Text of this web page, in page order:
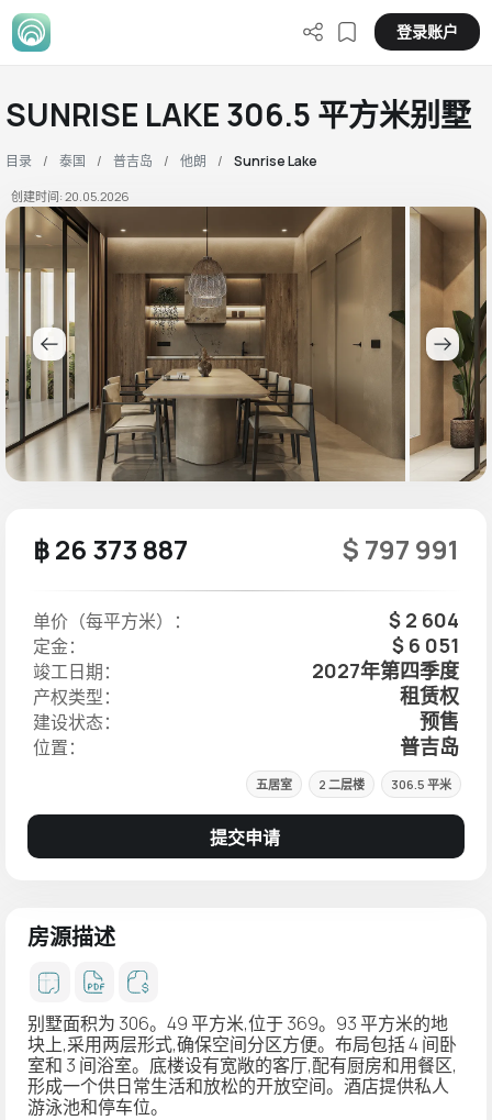
登录账户
SUNRISE LAKE 306.5 平方米别墅
目录 泰国 普吉岛 他朗 Sunrise Lake
创建时间: 20.05.2026
฿ 26 373 887 $ 797 991
单价（每平方米）： $ 2 604
定金： $ 6 051
竣工日期： 2027年第四季度
产权类型： 租赁权
建设状态： 预售
位置： 普吉岛
五居室 2 二层楼 306.5 平米
提交申请
房源描述
别墅面积为 306。49 平方米,位于 369。93 平方米的地
块上,采用两层形式,确保空间分区方便。布局包括 4 间卧
室和 3 间浴室。底楼设有宽敞的客厅,配有厨房和用餐区,
形成一个供日常生活和放松的开放空间。酒店提供私人
游泳池和停车位。